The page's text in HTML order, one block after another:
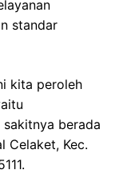
standar
kita peroleh
berada
Celaket, Kec.